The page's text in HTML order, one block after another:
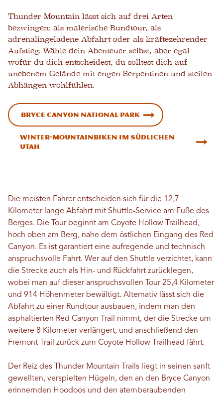
Thunder Mountain lässt sich auf drei Arten
bezwingen: als malerische Rundtour, als
adrenalingeladene Abfahrt oder als kräftezehrender
Aufstieg. Wähle dein Abenteuer selbst, aber egal
wofür du dich entscheidest, du solltest dich auf
unebenem Gelände mit engen Serpentinen und steilen
Abhängen wohlfühlen.
Bryce Canyon National Park
Winter-Mountainbiken im südlichen
Utah
Die meisten Fahrer entscheiden sich für die 12,7
Kilometer lange Abfahrt mit Shuttle-Service am Fuße des
Berges. Die Tour beginnt am Coyote Hollow Trailhead,
hoch oben am Berg, nahe dem östlichen Eingang des Red
Canyon. Es ist garantiert eine aufregende und technisch
anspruchsvolle Fahrt. Wer auf den Shuttle verzichtet, kann
die Strecke auch als Hin- und Rückfahrt zurücklegen,
wobei man auf dieser anspruchsvollen Tour 25,4 Kilometer
und 914 Höhenmeter bewältigt. Alternativ lässt sich die
Abfahrt zu einer Rundtour ausbauen, indem man den
asphaltierten Red Canyon Trail nimmt, der die Strecke um
weitere 8 Kilometer verlängert, und anschließend den
Fremont Trail zurück zum Coyote Hollow Trailhead fährt.
Der Reiz des Thunder Mountain Trails liegt in seinen sanft
gewellten, verspielten Hügeln, den an den Bryce Canyon
erinnernden Hoodoos und den atemberaubenden